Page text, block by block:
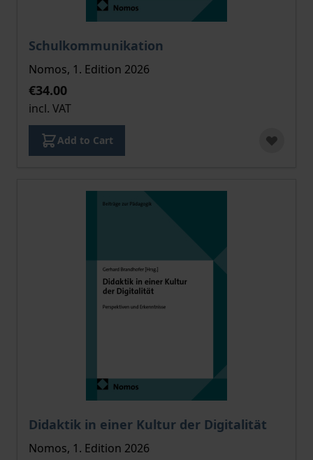
Schulkommunikation
The price depends on the options chosen on the
Nomos, 1. Edition 2026
€34.00
incl. VAT
Add to Cart
Didaktik in einer Kultur der Digitalität
The price depends on the options chosen on the
Nomos, 1. Edition 2026